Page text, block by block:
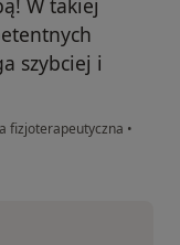
W takiej
szybciej i
fizjoterapeutyczna •